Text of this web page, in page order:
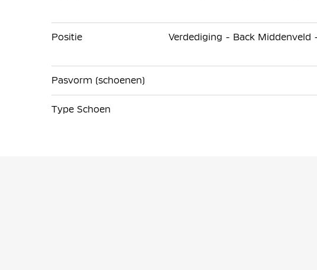
Positie
Verdediging - Back Middenveld
Pasvorm (schoenen)
Type Schoen